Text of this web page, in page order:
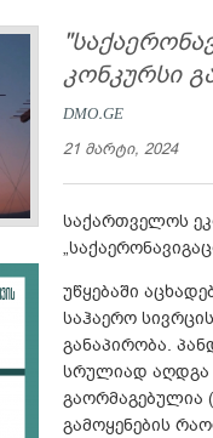
კონკურსი
DMO.GE
21 მარტი, 2024
საქართველოს
უწყებაში
საჰაერო
განაპირობა.
სრულიად აღდგა
გაორმაგებულია
გამოყენების